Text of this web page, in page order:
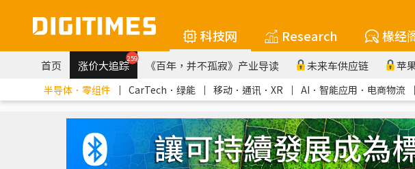
科技网 Research 椽经
首页 涨价大追踪259 《百年，并不孤寂》产业导读 未来车供应链 苹
半导体．零组件 ｜ CarTech．绿能 ｜ 移动．通讯．XR ｜ AI．智能应用．电商物流 ｜